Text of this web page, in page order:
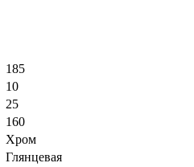
185
10
25
160
Хром
Глянцевая